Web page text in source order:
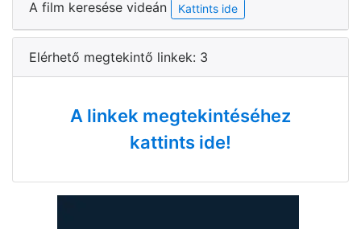
A film keresése videán Kattints ide
Elérhető megtekintő linkek: 3
A linkek megtekintéséhez
kattints ide!